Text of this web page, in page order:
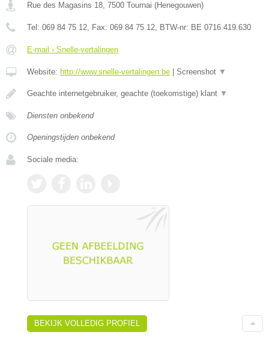
Rue des Magasins 18, 7500 Tournai (Henegouwen)
Tel: 069 84 75 12, Fax: 069 84 75 12, BTW-nr: BE 0716.419.630
E-mail › Snelle-vertalingen
Website: http://www.snelle-vertalingen.be Screenshot ▼
Geachte internetgebruiker, geachte (toekomstige) klant ▼
Diensten onbekend
Openingstijden onbekend
Sociale media:
BEKIJK VOLLEDIG PROFIEL